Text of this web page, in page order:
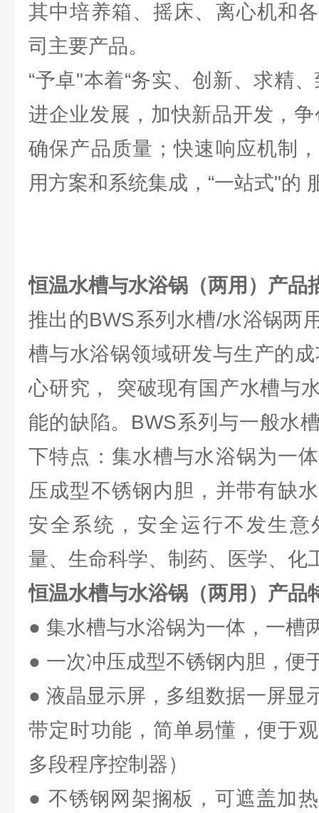
其中培养箱、摇床、离心机和
司主要产品。
“予卓"本着“务实、创新、求精
进企业发展，加快新品开发，
确保产品质量；快速响应机制
用方案和系统集成，“一站式"的
恒温水槽与水浴锅（两用）产品
推出的BWS系列水槽/水浴锅两
槽与水浴锅领域研发与生产的
心研究， 突破现有国产水槽与
能的缺陷。BWS系列与一般水
下特点：集水槽与水浴锅为一
压成型不锈钢内胆，并带有缺
安全系统，安全运行不发生
量、生命科学、制药、医学、化
恒温水槽与水浴锅（两用）产品
● 集水槽与水浴锅为一体，一槽
● 一次冲压成型不锈钢内胆，便
● 液晶显示屏，多组数据一屏显
带定时功能，简单易懂，便于
多段程序控制器）
● 不锈钢网架搁板，可遮盖加